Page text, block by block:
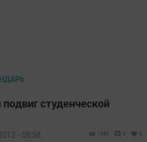
студенческой
- 06:58 1383 0 0